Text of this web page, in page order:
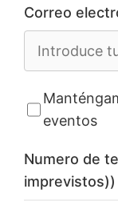
Correo
eventos
Numero de
imprevistos))